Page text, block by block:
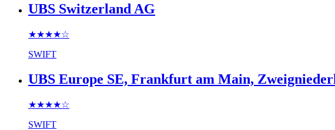
UBS Switzerland AG
★★★★☆
SWIFT
UBS Europe SE, Frankfurt am Main,
★★★★☆
SWIFT